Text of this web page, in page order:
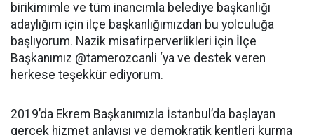
birikimimle ve tüm inancımla belediye başkanlığı
adaylığım için ilçe başkanlığımızdan bu yolculuğa
başlıyorum. Nazik misafirperverlikleri için İlçe
Başkanımız @tamerozcanli ‘ya ve destek veren
herkese teşekkür ediyorum.
2019’da Ekrem Başkanımızla İstanbul’da başlayan
gerçek hizmet anlayışı ve demokratik kentleri kurma